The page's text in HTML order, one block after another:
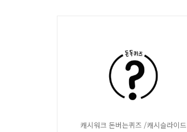
캐시워크 돈버는퀴즈 /캐시슬라이드